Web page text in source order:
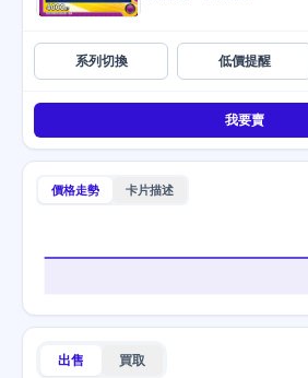
系列切換 低價提醒
我要賣
價格走勢 卡片描述
出售 買取